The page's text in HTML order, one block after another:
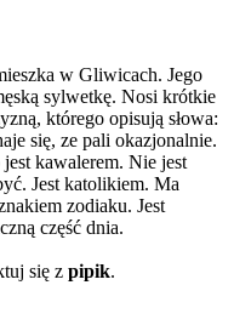
w Gliwicach. Jego
sylwetkę. Nosi krótkie
którego opisują słowa:
się, ze pali okazjonalnie.
kawalerem. Nie jest
Jest katolikiem. Ma
zodiaku. Jest
część dnia.
się z pipik.